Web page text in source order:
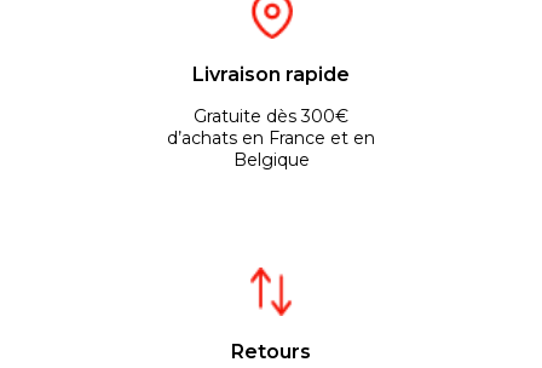
Livraison rapide
Gratuite dès 300€
d’achats en France et en
Belgique
Retours